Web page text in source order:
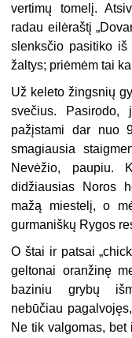
vertimų tomelį.
radau eilėraštį
slenksčio pasitiko iš
žaltys; priėmėm tai
Už keleto žingsnių
svečius.
pažįstami dar nuo
smagiausia
Nevėžio, paupiu.
didžiausias Noros
mažą miestelį, o
gurmaniškų Rygos
O štai ir patsai
geltonai oranžinę
baziniu grybų
nebūčiau
Ne tik valgomas,